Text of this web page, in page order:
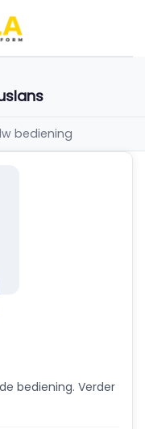
bediening
bediening. Verder